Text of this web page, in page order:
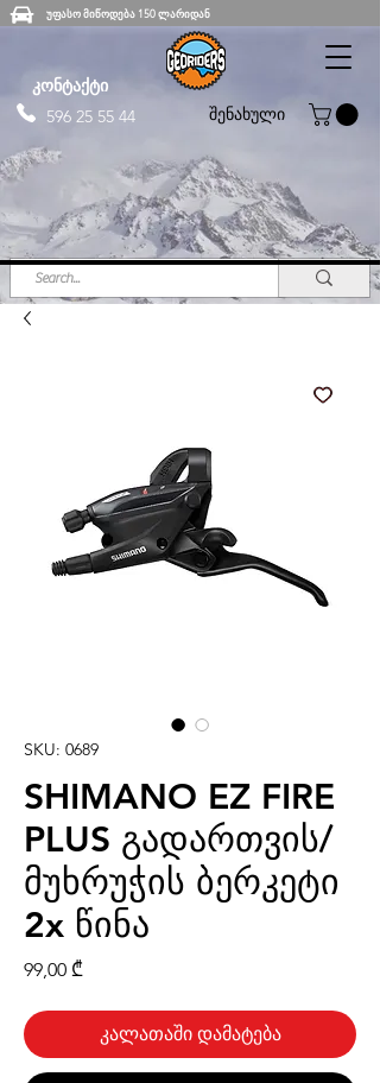
უფასო მიწოდება 150 ლარიდან
კონტაქტი
596 25 55 44
შენახული
SKU: 0689
SHIMANO EZ FIRE
PLUS გადართვის/
მუხრუჭის ბერკეტი
2x წინა
99,00 ₾
კალათაში დამატება